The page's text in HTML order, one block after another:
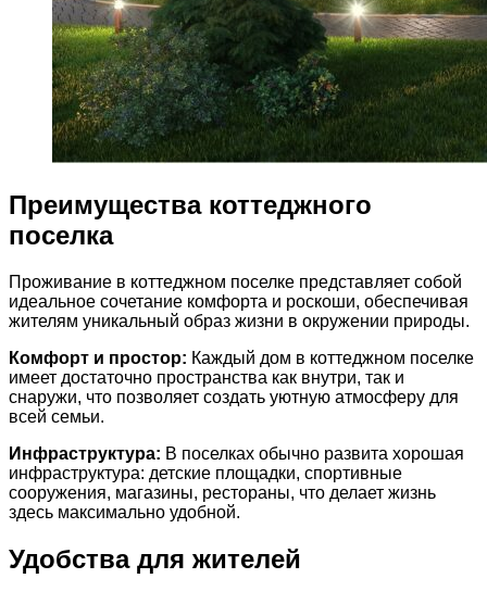
Преимущества коттеджного
поселка
Проживание в коттеджном поселке представляет собой
идеальное сочетание комфорта и роскоши, обеспечивая
жителям уникальный образ жизни в окружении природы.
Комфорт и простор: Каждый дом в коттеджном поселке
имеет достаточно пространства как внутри, так и
снаружи, что позволяет создать уютную атмосферу для
всей семьи.
Инфраструктура: В поселках обычно развита хорошая
инфраструктура: детские площадки, спортивные
сооружения, магазины, рестораны, что делает жизнь
здесь максимально удобной.
Удобства для жителей